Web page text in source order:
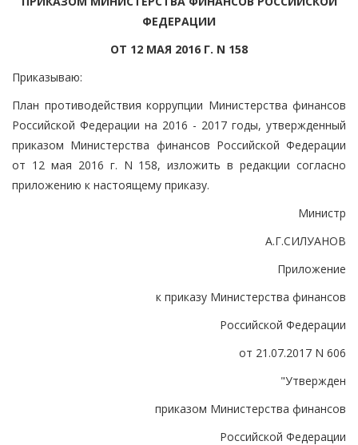
ФЕДЕРАЦИИ
ОТ 12 МАЯ 2016 Г. N 158
Приказываю:
План противодействия коррупции Министерства финансов
Российской Федерации на 2016 - 2017 годы, утвержденный
приказом Министерства финансов Российской Федерации
от 12 мая 2016 г. N 158, изложить в редакции согласно
приложению к настоящему приказу.
Министр
А.Г.СИЛУАНОВ
Приложение
к приказу Министерства финансов
Российской Федерации
от 21.07.2017 N 606
"Утвержден
приказом Министерства финансов
Российской Федерации